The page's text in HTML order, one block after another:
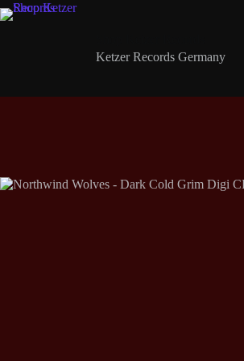
Zum
Inhalt
Ketzer Records Germany